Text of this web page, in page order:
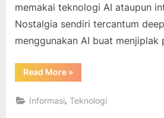
memakai teknologi AI ataupun
Nostalgia sendiri tercantum
menggunakan AI buat menjiplak
Read More“Apa
Itu
Teknologi
Penjiplak
»
Informasi,Teknologi